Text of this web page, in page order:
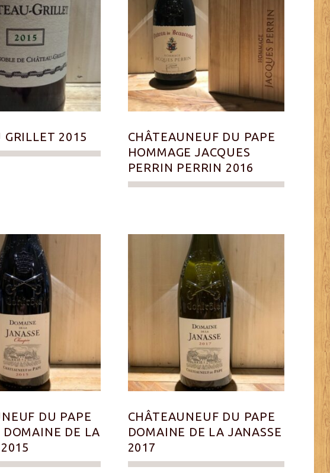
GRILLET 2015
CHÂTEAUNEUF DU PAPE
HOMMAGE JACQUES
PERRIN PERRIN 2016
DU PAPE
DE LA
CHÂTEAUNEUF DU PAPE
DOMAINE DE LA JANASSE
2017